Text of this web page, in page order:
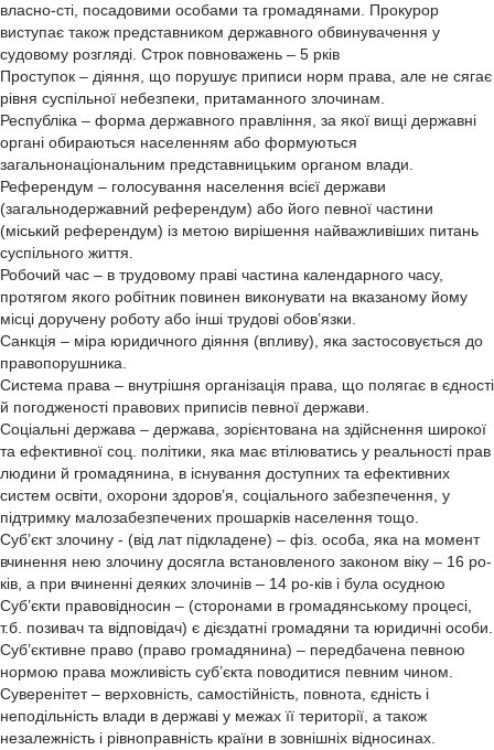
власно-сті, посадовими особами та громадянами. Прокурор
виступає також представником державного обвинувачення у
судовому розгляді. Строк повноважень – 5 рків
Проступок – діяння, що порушує приписи норм права, але не сягає
рівня суспільної небезпеки, притаманного злочинам.
Республіка – форма державного правління, за якої вищі державні
органі обираються населенням або формуються
загальнонаціональним представницьким органом влади.
Референдум – голосування населення всієї держави
(загальнодержавний референдум) або його певної частини
(міський референдум) із метою вирішення найважливіших питань
суспільного життя.
Робочий час – в трудовому праві частина календарного часу,
протягом якого робітник повинен виконувати на вказаному йому
місці доручену роботу або інші трудові обов’язки.
Санкція – міра юридичного діяння (впливу), яка застосовується до
правопорушника.
Система права – внутрішня організація права, що полягає в єдності
й погодженості правових приписів певної держави.
Соціальні держава – держава, зорієнтована на здійснення широкої
та ефективної соц. політики, яка має втілюватись у реальності прав
людини й громадянина, в існування доступних та ефективних
систем освіти, охорони здоров’я, соціального забезпечення, у
підтримку малозабезпечених прошарків населення тощо.
Суб’єкт злочину - (від лат підкладене) – фіз. особа, яка на момент
вчинення нею злочину досягла встановленого законом віку – 16 ро-
ків, а при вчиненні деяких злочинів – 14 ро-ків і була осудною
Суб’єкти правовідносин – (сторонами в громадянському процесі,
т.б. позивач та відповідач) є дієздатні громадяни та юридичні особи.
Суб’єктивне право (право громадянина) – передбачена певною
нормою права можливість суб’єкта поводитися певним чином.
Суверенітет – верховність, самостійність, повнота, єдність і
неподільність влади в державі у межах її території, а також
незалежність і рівноправність країни в зовнішніх відносинах.